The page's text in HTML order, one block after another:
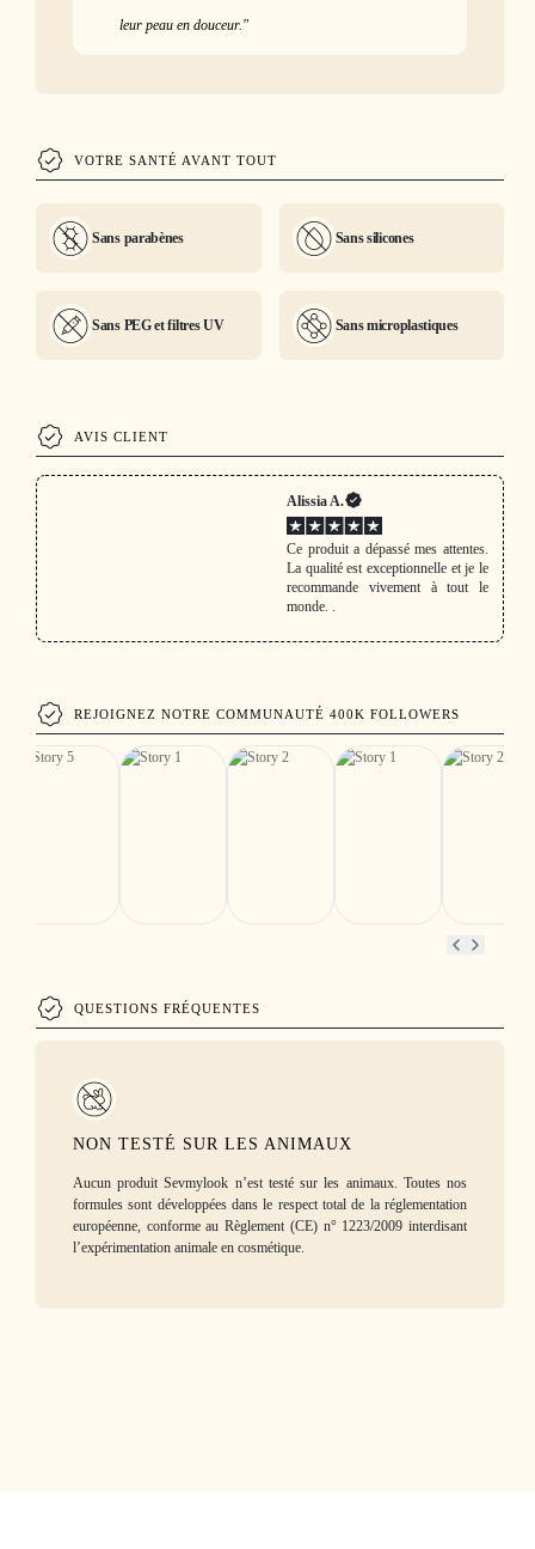
leur peau en douceur."
VOTRE SANTÉ AVANT TOUT
Sans parabènes Sans silicones
Sans PEG et filtres UV Sans microplastiques
AVIS CLIENT
Alissia A.
Ce produit a dépassé mes attentes.
La qualité est exceptionnelle et je le
recommande vivement à tout le
monde. .
REJOIGNEZ NOTRE COMMUNAUTÉ 400K FOLLOWERS
QUESTIONS FRÉQUENTES
NON TESTÉ SUR LES ANIMAUX
Aucun produit Sevmylook n’est testé sur les animaux. Toutes nos
formules sont développées dans le respect total de la réglementation
européenne, conforme au Règlement (CE) n° 1223/2009 interdisant
l’expérimentation animale en cosmétique.